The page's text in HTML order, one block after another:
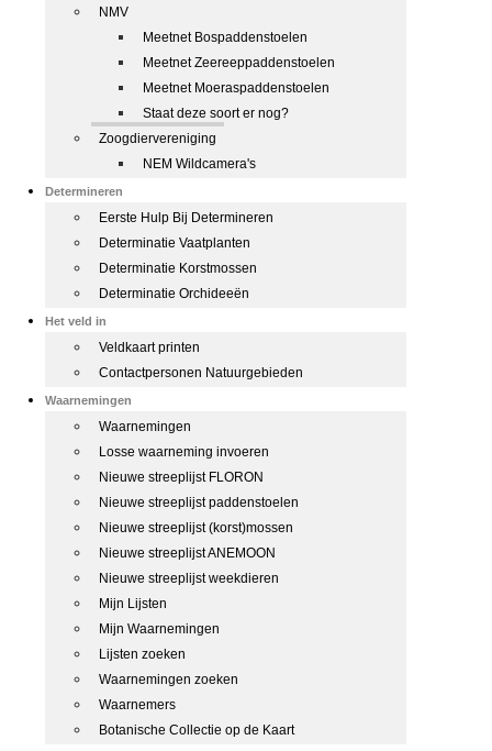
NMV
Meetnet Bospaddenstoelen
Meetnet Zeereeppaddenstoelen
Meetnet Moeraspaddenstoelen
Staat deze soort er nog?
Zoogdiervereniging
NEM Wildcamera's
Determineren
Eerste Hulp Bij Determineren
Determinatie Vaatplanten
Determinatie Korstmossen
Determinatie Orchideeën
Het veld in
Veldkaart printen
Contactpersonen Natuurgebieden
Waarnemingen
Waarnemingen
Losse waarneming invoeren
Nieuwe streeplijst FLORON
Nieuwe streeplijst paddenstoelen
Nieuwe streeplijst (korst)mossen
Nieuwe streeplijst ANEMOON
Nieuwe streeplijst weekdieren
Mijn Lijsten
Mijn Waarnemingen
Lijsten zoeken
Waarnemingen zoeken
Waarnemers
Botanische Collectie op de Kaart